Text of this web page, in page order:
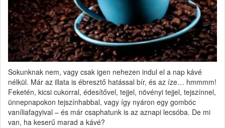
Sokunknak nem, vagy csak igen nehezen indul el a nap kávé
nélkül. Már az illata is ébresztő hatással bír, és az íze… hmmmm!
Feketén, kicsi cukorral, édesítővel, tejjel, növényi tejjel, tejszínnel,
ünnepnapokon tejszínhabbal, vagy így nyáron egy gombóc
vaníliafagyival – és már csaphatunk is az aznapi lecsóba. De mi
van, ha keserű marad a kávé?